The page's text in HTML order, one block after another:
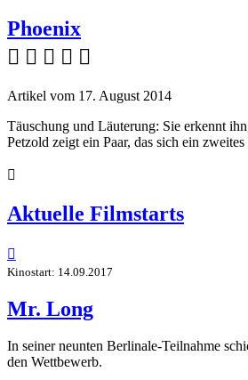
Phoenix
    
Artikel vom 17. August 2014
Täuschung und Läuterung: Sie erkennt
Petzold zeigt ein Paar, das sich ein

Aktuelle Filmstarts

Kinostart: 14.09.2017
Mr. Long
In seiner neunten Berlinale-Teilnahme
den Wettbewerb.